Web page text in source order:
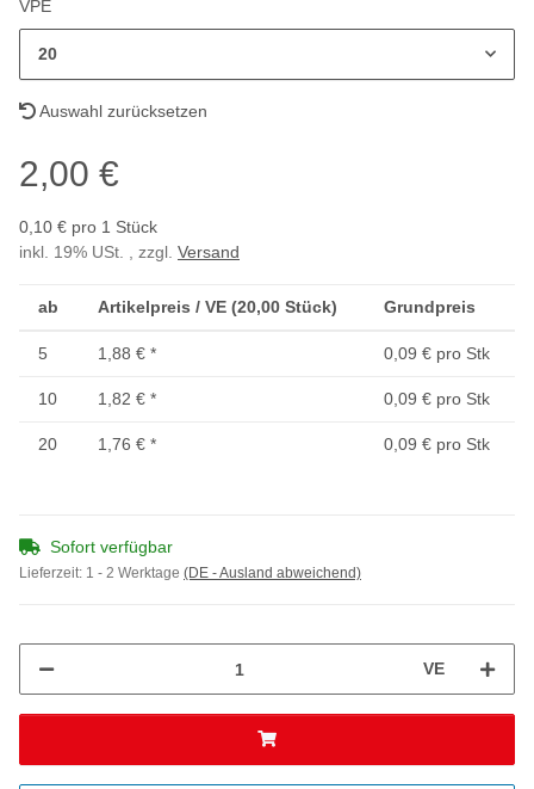
VPE
20
Auswahl zurücksetzen
2,00 €
0,10 € pro 1 Stück
inkl. 19% USt. , zzgl. Versand
ab Artikelpreis / VE (20,00 Stück) Grundpreis
5 1,88 € * 0,09 € pro Stk
10 1,82 € * 0,09 € pro Stk
20 1,76 € * 0,09 € pro Stk
Sofort verfügbar
Lieferzeit: 1 - 2 Werktage (DE - Ausland abweichend)
VE